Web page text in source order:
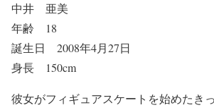
中井 亜美
年齢 18
誕生日 2008年4月27日
身長 150cm
彼女がフィギュアスケートを始めたき